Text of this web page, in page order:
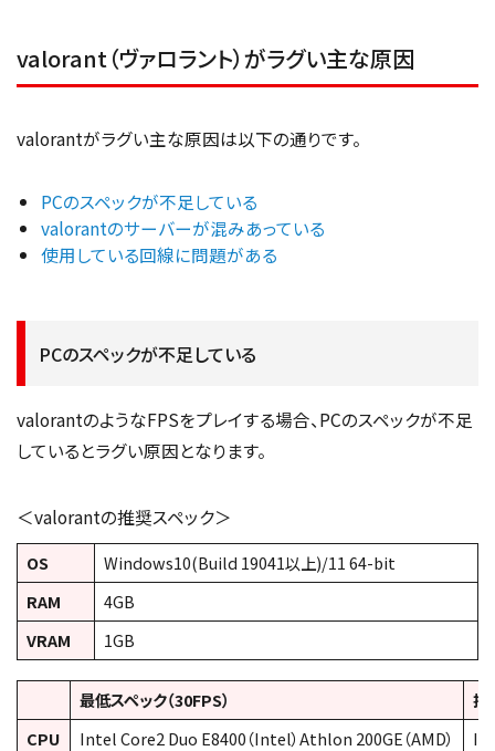
valorant（ヴァロラント）がラグい主な原因
valorantがラグい主な原因は以下の通りです。
PCのスペックが不足している
valorantのサーバーが混みあっている
使用している回線に問題がある
PCのスペックが不足している
valorantのようなFPSをプレイする場合、PCのスペックが不足
しているとラグい原因となります。
＜valorantの推奨スペック＞
OS
Windows10(Build 19041以上)/11 64-bit
RAM
4GB
VRAM
1GB
最低スペック（30FPS）
推
CPU
Intel Core2 Duo E8400（Intel）Athlon 200GE（AMD）